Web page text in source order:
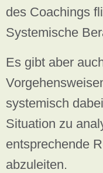
des Coachings
Systemische
Es gibt aber
systemisch
Situation zu
entsprechende
abzuleiten.